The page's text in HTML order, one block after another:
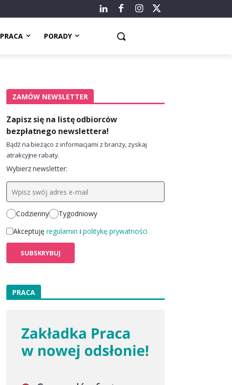
PRACA PORADY
ZAMÓW NEWSLETTER
Zapisz się na listę odbiorców
bezpłatnego newslettera!
Bądź na bieżąco z informacjami z branży, zyskaj
atrakcyjne rabaty.
Wybierz newsletter:
Codzienny
Tygodniowy
Akceptuję regulamin i politykę prywatności
PRACA